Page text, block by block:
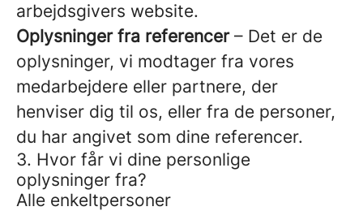
arbejdsgivers website.
Oplysninger fra referencer– Det er de
oplysninger, vi modtager fra vores
medarbejdere eller partnere, der
henviser dig til os, eller fra de personer,
du har angivet som dine referencer.
3. Hvor får vi dine personlige
oplysninger fra?
Alle enkeltpersoner